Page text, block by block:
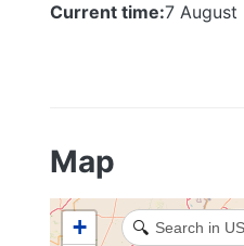
Current time:7 August
Map
+
🔍